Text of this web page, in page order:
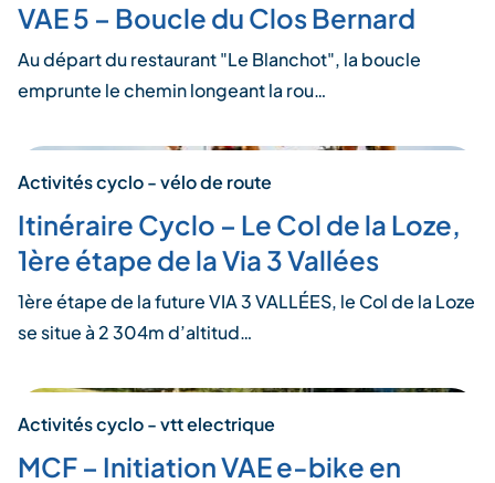
VAE 5 – Boucle du Clos Bernard
Au départ du restaurant "Le Blanchot", la boucle
emprunte le chemin longeant la rou…
Activités cyclo - vélo de route
Itinéraire Cyclo – Le Col de la Loze,
1ère étape de la Via 3 Vallées
1ère étape de la future VIA 3 VALLÉES, le Col de la Loze
se situe à 2 304m d’altitud…
Activités cyclo - vtt electrique
MCF – Initiation VAE e-bike en